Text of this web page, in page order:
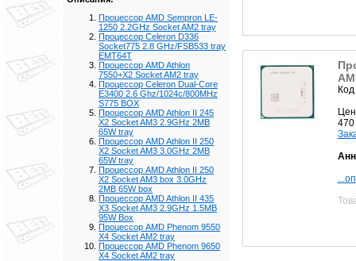
Процессор AMD Sempron LE-
1250 2.2GHz Socket AM2 tray
Процессор Celeron D336
Socket775 2.8 GHz/FSB533 tray
EMT64T
Процессор AMD Athlon
7550+X2 Socket AM2 tray
Процессор Celeron Dual-Core
E3400 2.6 Ghz/1024с/800MHz
S775 BOX
Процессор AMD Athlon II 245
X2 Socket AM3 2.9GHz 2MB
65W tray
Процессор AMD Athlon II 250
X2 Socket AM3 3.0GHz 2MB
65W tray
Процессор AMD Athlon II 250
X2 Socket AM3 box 3.0GHz
2MB 65W box
Процессор AMD Athlon II 435
X3 Socket AM3 2.9GHz 1.5MB
95W Box
Процессор AMD Phenom 9550
X4 Socket AM2 tray
Процессор AMD Phenom 9650
X4 Socket AM2 tray